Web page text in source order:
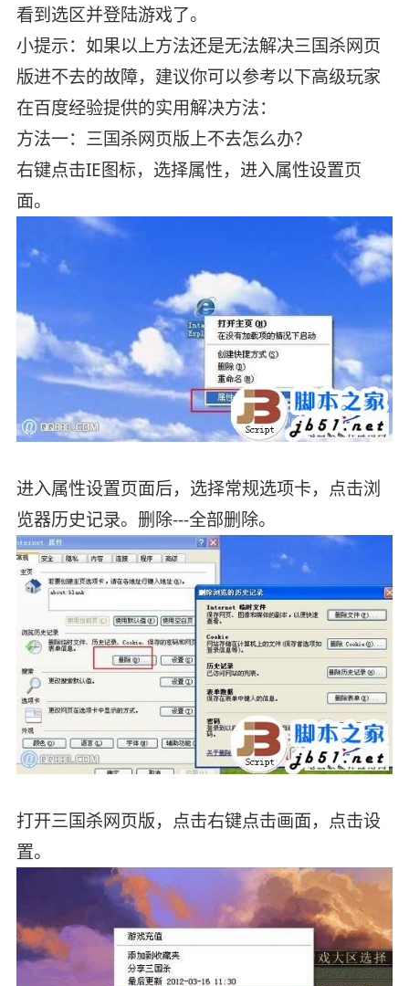
看到选区并登陆游戏了。
小提示：如果以上方法还是无法解决三国杀网页
版进不去的故障，建议你可以参考以下高级玩家
在百度经验提供的实用解决方法：
方法一：三国杀网页版上不去怎么办？
右键点击IE图标，选择属性，进入属性设置页
面。
进入属性设置页面后，选择常规选项卡，点击浏
览器历史记录。删除---全部删除。
打开三国杀网页版，点击右键点击画面，点击设
置。